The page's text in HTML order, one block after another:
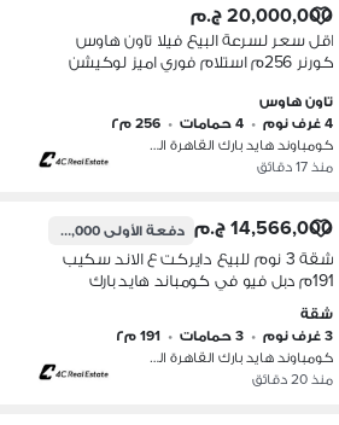
20,000,000 ج.م
اقل سعر لسرعة البيع فيلا تاون هاوس
كورنر 256م استلام فوري اميز لوكيشن
القاهرة الجديدة Hyde park
تاون هاوس
4 غرف نوم
• 4 حمامات • 256 م٢
كومباوند هايد بارك القاهرة الجديدة،…
منذ 17 دقائق
14,566,000 ج.م دفعة الأولى12,300,000 ج.م
شقة 3 نوم للبيع دايركت ع الاند سكيب
191م دبل فيو في كومباند هايد بارك
Park Compound Fifth Settlement
شقة
3 غرف نوم
• 3 حمامات • 191 م٢
كومباوند هايد بارك القاهرة الجديدة،…
منذ 20 دقائق